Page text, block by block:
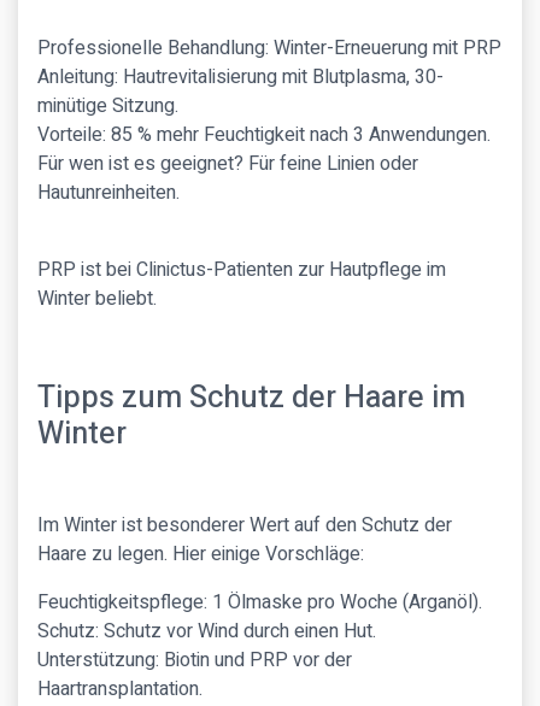
Professionelle Behandlung: Winter-Erneuerung mit PRP
Anleitung: Hautrevitalisierung mit Blutplasma, 30-
minütige Sitzung.
Vorteile: 85 % mehr Feuchtigkeit nach 3 Anwendungen.
Für wen ist es geeignet? Für feine Linien oder
Hautunreinheiten.
PRP ist bei Clinictus-Patienten zur Hautpflege im
Winter beliebt.
Tipps zum Schutz der Haare im
Winter
Im Winter ist besonderer Wert auf den Schutz der
Haare zu legen. Hier einige Vorschläge:
Feuchtigkeitspflege: 1 Ölmaske pro Woche (Arganöl).
Schutz: Schutz vor Wind durch einen Hut.
Unterstützung: Biotin und PRP vor der
Haartransplantation.